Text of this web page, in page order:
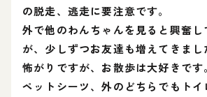
の脱走、逃走に要注意です。
外で他のわんちゃんを見ると興奮し
が、少しずつお友達も増えてきまし
怖がりですが、お散歩は大好きです。
ペットシーツ、外のどちらでもトイ